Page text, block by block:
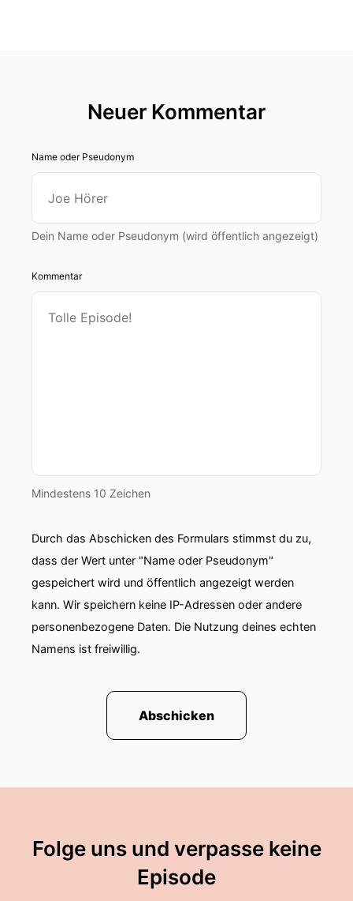
Neuer Kommentar
Name oder Pseudonym
Dein Name oder Pseudonym (wird öffentlich angezeigt)
Kommentar
Mindestens 10 Zeichen
Durch das Abschicken des Formulars stimmst du zu,
dass der Wert unter "Name oder Pseudonym"
gespeichert wird und öffentlich angezeigt werden
kann. Wir speichern keine IP-Adressen oder andere
personenbezogene Daten. Die Nutzung deines echten
Namens ist freiwillig.
Abschicken
Folge uns und verpasse keine
Episode